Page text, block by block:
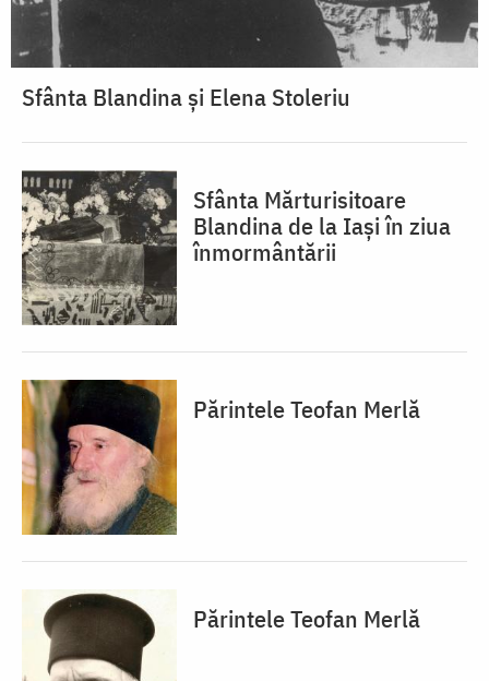
Sfânta Blandina și Elena Stoleriu
Sfânta Mărturisitoare
Blandina de la Iași în ziua
înmormântării
Părintele Teofan Merlă
Părintele Teofan Merlă